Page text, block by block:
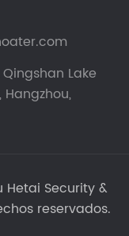
Lake
Hetai Security &
reservados.